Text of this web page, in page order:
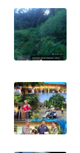
LAPAK
WAHANA
Network
KONSUMEN
LISTRIK